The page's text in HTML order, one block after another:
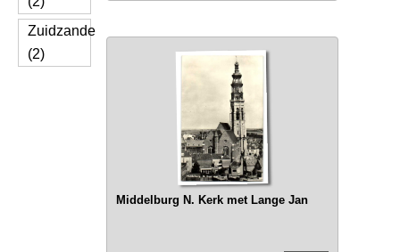
Zuidzande
(2)
Middelburg N. Kerk met Lange Jan